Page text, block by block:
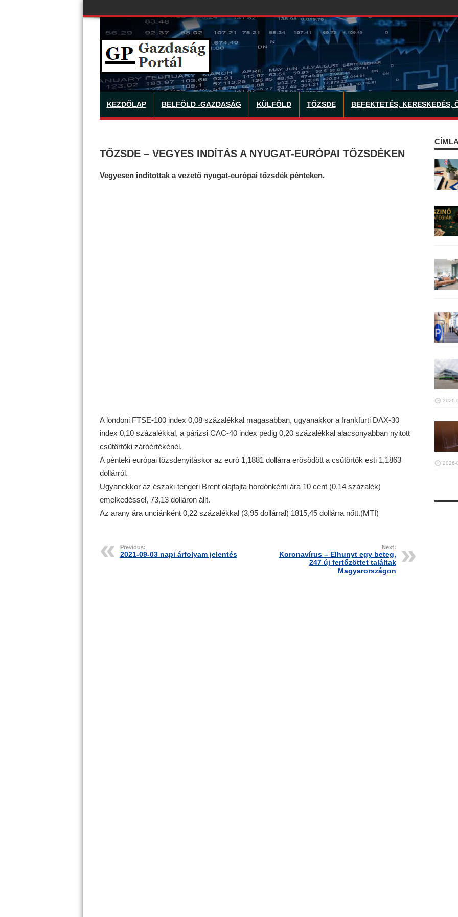
KEZDŐLAP BELFÖLD -GAZDASÁG KÜLFÖLD TŐZSDE BEFEKTETÉS, KERESKEDÉS,
TŐZSDE – VEGYES INDÍTÁS A NYUGAT-EURÓPAI TŐZSDÉKEN
Vegyesen indítottak a vezető nyugat-európai tőzsdék pénteken.
A londoni FTSE-100 index 0,08 százalékkal magasabban, ugyanakkor a frankfurti DAX-30
index 0,10 százalékkal, a párizsi CAC-40 index pedig 0,20 százalékkal alacsonyabban nyitott
csütörtöki záróértékénél.
A pénteki európai tőzsdenyitáskor az euró 1,1881 dollárra erősödött a csütörtök esti 1,1863
dollárról.
Ugyanekkor az északi-tengeri Brent olajfajta hordónkénti ára 10 cent (0,14 százalék)
emelkedéssel, 73,13 dolláron állt.
Az arany ára unciánként 0,22 százalékkal (3,95 dollárral) 1815,45 dollárra nőtt.(MTI)
Previous:
2021-09-03 napi árfolyam jelentés
Next:
Koronavírus – Elhunyt egy beteg,
247 új fertőzöttet találtak
Magyarországon
2026-
2026-